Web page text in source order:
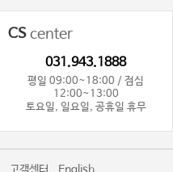
CScenter
031.943.1888
평일 09:00~18:00 / 점심
12:00~13:00
토요일, 일요일, 공휴일 휴무